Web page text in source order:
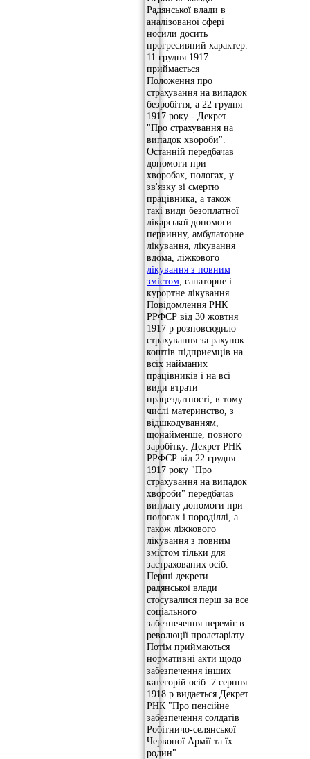
Радянської влади в
аналізованої сфері
носили досить
прогресивний характер.
11 грудня 1917
приймається
Положення про
страхування на випадок
безробіття, а 22 грудня
1917 року - Декрет
"Про страхування на
випадок хвороби".
Останній передбачав
допомоги при
хворобах, пологах, у
зв'язку зі смертю
працівника, а також
такі види безоплатної
лікарської допомоги:
первинну, амбулаторне
лікування, лікування
вдома, ліжкового
лікування з повним
змістом , санаторне і
курортне лікування.
Повідомлення РНК
РРФСР від 30 жовтня
1917 р розповсюдило
страхування за рахунок
коштів підприємців на
всіх найманих
працівників і на всі
види втрати
працездатності, в тому
числі материнство, з
відшкодуванням,
щонайменше, повного
заробітку. Декрет РНК
РРФСР від 22 грудня
1917 року "Про
страхування на випадок
хвороби" передбачав
виплату допомоги при
пологах і породіллі, а
також ліжкового
лікування з повним
змістом тільки для
застрахованих осіб.
Перші декрети
радянської влади
стосувалися перш за все
соціального
забезпечення переміг в
революції пролетаріату.
Потім приймаються
нормативні акти щодо
забезпечення інших
категорій осіб. 7 серпня
1918 р видається Декрет
РНК "Про пенсійне
забезпечення солдатів
Робітничо-селянської
Червоної Армії та їх
родин".